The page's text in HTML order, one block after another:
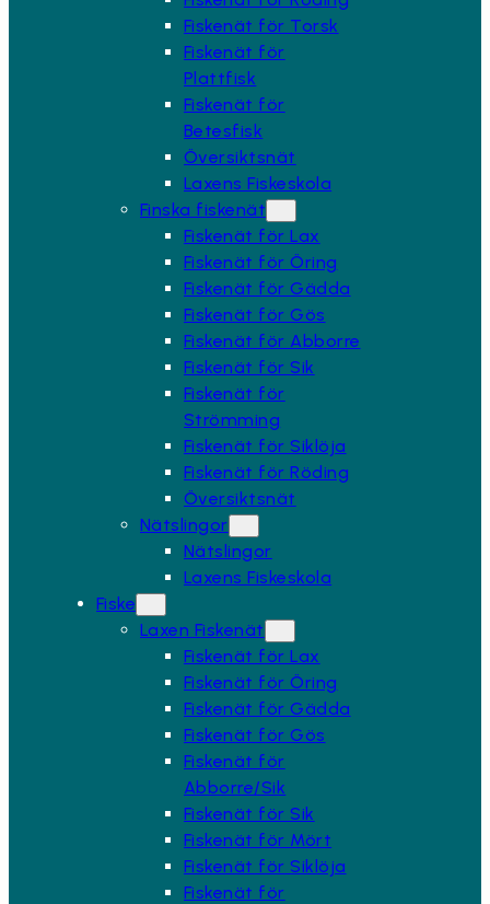
Fiskenät för Torsk
Fiskenät för
Plattfisk
Fiskenät för
Betesfisk
Översiktsnät
Laxens Fiskeskola
Finska fiskenät
Fiskenät för Lax
Fiskenät för Öring
Fiskenät för Gädda
Fiskenät för Gös
Fiskenät för Abborre
Fiskenät för Sik
Fiskenät för
Strömming
Fiskenät för Siklöja
Fiskenät för Röding
Översiktsnät
Nätslingor
Nätslingor
Laxens Fiskeskola
Fiske
Laxen Fiskenät
Fiskenät för Lax
Fiskenät för Öring
Fiskenät för Gädda
Fiskenät för Gös
Fiskenät för
Abborre/Sik
Fiskenät för Sik
Fiskenät för Mört
Fiskenät för Siklöja
Fiskenät för